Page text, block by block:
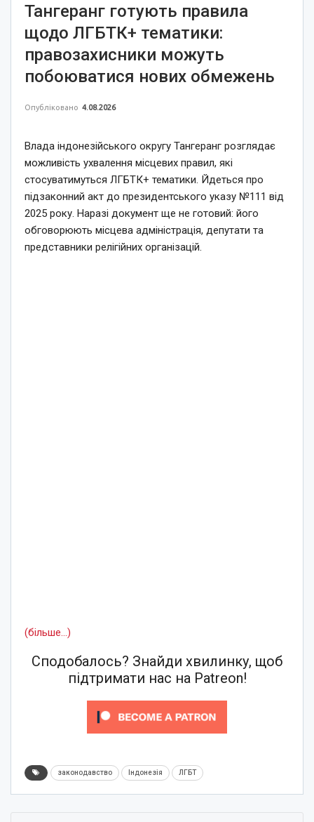
Тангеранг готують правила
щодо ЛГБТК+ тематики:
правозахисники можуть
побоюватися нових обмежень
Опубліковано 4.08.2026
Влада індонезійського округу Тангеранг розглядає
можливість ухвалення місцевих правил, які
стосуватимуться ЛГБТК+ тематики. Йдеться про
підзаконний акт до президентського указу №111 від
2025 року. Наразі документ ще не готовий: його
обговорюють місцева адміністрація, депутати та
представники релігійних організацій.
(більше…)
Сподобалось? Знайди хвилинку, щоб
підтримати нас на Patreon!
законодавство Індонезія ЛГБТ